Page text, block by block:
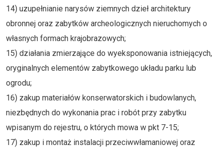
14) uzupełnianie narysów ziemnych dzieł architektury
obronnej oraz zabytków archeologicznych nieruchomych o
własnych formach krajobrazowych;
15) działania zmierzające do wyeksponowania istniejących,
oryginalnych elementów zabytkowego układu parku lub
ogrodu;
16) zakup materiałów konserwatorskich i budowlanych,
niezbędnych do wykonania prac i robót przy zabytku
wpisanym do rejestru, o których mowa w pkt 7-15;
17) zakup i montaż instalacji przeciwwłamaniowej oraz